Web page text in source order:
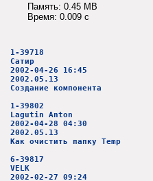
Память: 0.45 MB
Время: 0.009 c
1-39718
Сатир
2002-04-26 16:45
2002.05.13
Создание компонента
1-39802
Lagutin Anton
2002-04-28 04:30
2002.05.13
Как очистить папку Temp
6-39817
VELK
2002-02-27 09:24